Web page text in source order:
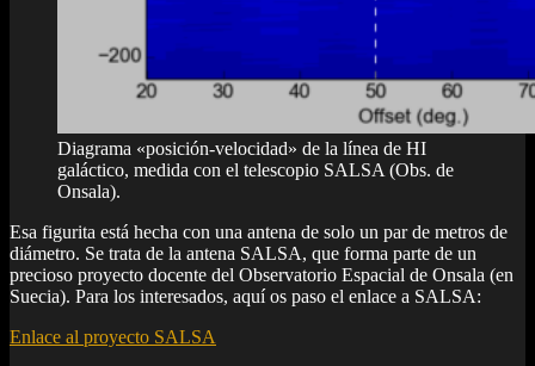
Diagrama «posición-velocidad» de la línea de HI
galáctico, medida con el telescopio SALSA (Obs. de
Onsala).
Esa figurita está hecha con una antena de solo un par de metros de
diámetro. Se trata de la antena SALSA, que forma parte de un
precioso proyecto docente del Observatorio Espacial de Onsala (en
Suecia). Para los interesados, aquí os paso el enlace a SALSA:
Enlace al proyecto SALSA